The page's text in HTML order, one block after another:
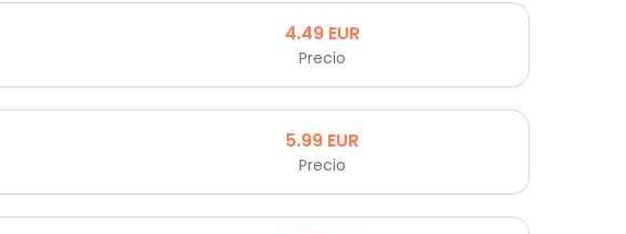
4.49 EUR
Precio
5.99 EUR
Precio